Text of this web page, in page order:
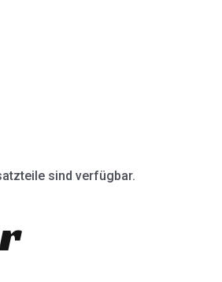
sind verfügbar.